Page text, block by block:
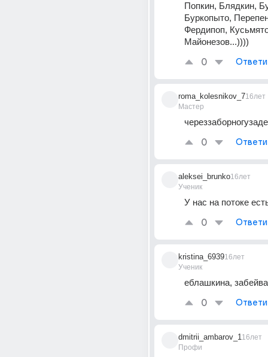
Попкин, Блядкин,
Буркопыто,
Фердипоп,
Майонезов...))))
0
roma_kolesnikov_7
Мастер
16лет
0
aleksei_brunko
Ученик
16лет
У нас на потоке
0
kristina_6939
Ученик
16лет
еблашкина,
0
dmitrii_ambarov_1
Профи
16лет